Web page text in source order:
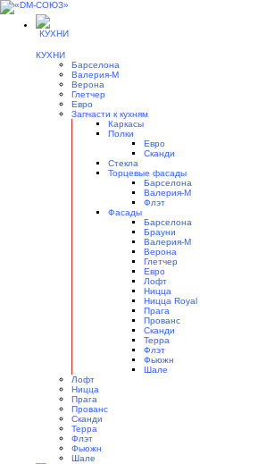
КУХНИ
Барселона
Валерия-М
Верона
Глетчер
Евро
Запчасти к кухням
Каркасы
Полки
Евро
Сканди
Стекла
Торцевые фасады
Барселона
Валерия-М
Флэт
Фасады
Барселона
Брауни
Валерия-М
Верона
Глетчер
Евро
Лофт
Ницца
Ницца Royal
Прага
Прованс
Сканди
Терра
Флэт
Фьюжн
Шале
Лофт
Ницца
Прага
Прованс
Сканди
Терра
Флэт
Фьюжн
Шале